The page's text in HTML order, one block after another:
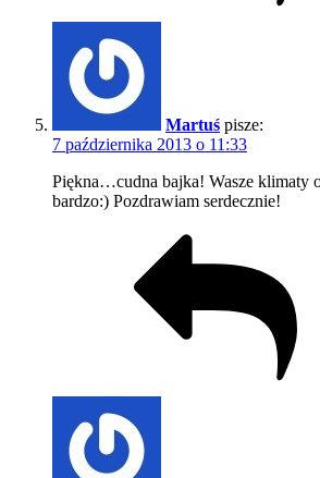
Martuś pisze:
7 października 2013 o 11:33
Piękna…cudna bajka! Wasze klimaty
bardzo:) Pozdrawiam serdecznie!